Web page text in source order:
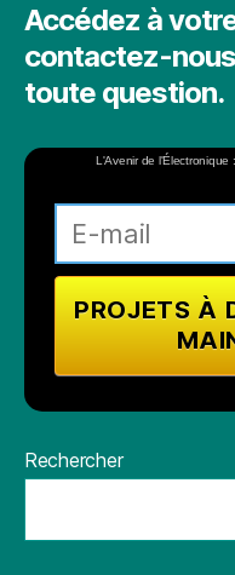
Accédez à
contactez-
toute question.
L'Avenir de l'Électronique
Rechercher